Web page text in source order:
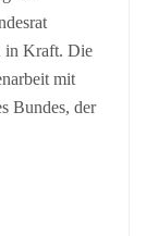
in Kraft. Die
mit
Bundes, der